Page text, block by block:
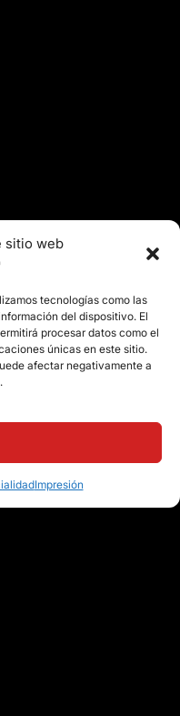
sitio web
tecnologías como las
del dispositivo. El
procesar datos como el
únicas en este sitio.
afectar negativamente a
Impresión